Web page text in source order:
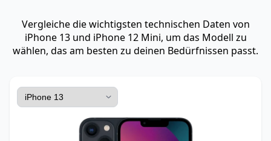
Vergleiche die wichtigsten technischen Daten von
iPhone 13 und iPhone 12 Mini, um das Modell zu
wählen, das am besten zu deinen Bedürfnissen passt.